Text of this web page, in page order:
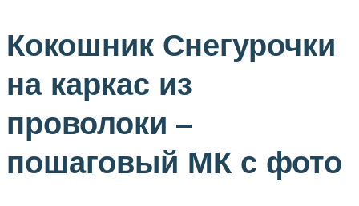
Кокошник Снегурочки
на каркас из
проволоки –
пошаговый МК с фото